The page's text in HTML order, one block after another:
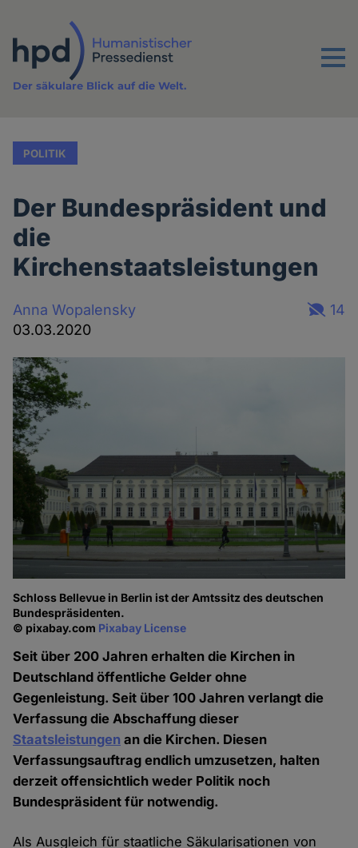
Inhalt
Menu
Der säkulare Blick auf die Welt.
POLITIK
Der Bundespräsident und
die
Kirchenstaatsleistungen
Anna Wopalensky
03.03.2020
14
Schloss Bellevue in Berlin ist der Amtssitz des deutschen
Bundespräsidenten.
© pixabay.com Pixabay License
Seit über 200 Jahren erhalten die Kirchen in
Deutschland öffentliche Gelder ohne
Gegenleistung. Seit über 100 Jahren verlangt die
Verfassung die Abschaffung dieser
Staatsleistungen an die Kirchen. Diesen
Verfassungsauftrag endlich umzusetzen, halten
derzeit offensichtlich weder Politik noch
Bundespräsident für notwendig.
Als Ausgleich für staatliche Säkularisationen von